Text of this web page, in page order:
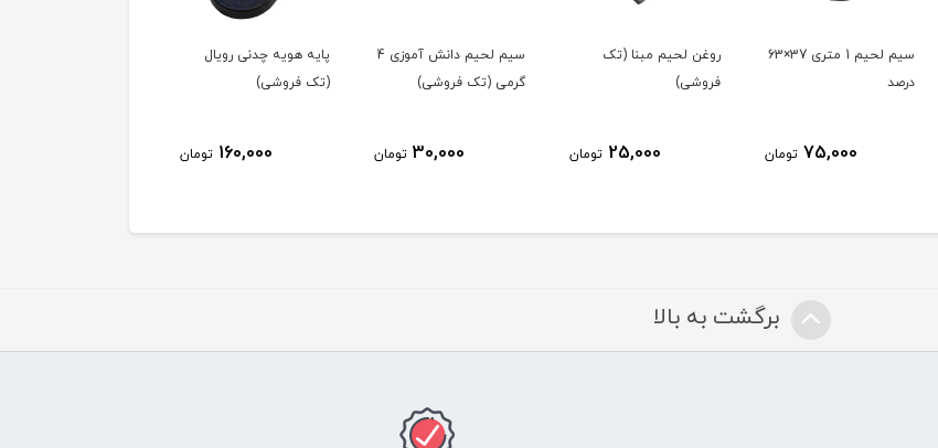
روغن لحيم مبنا (تک
فروشی)
25,000 تومان
گرمی (تک فروشی)
30,000 تومان
پایه هویه چدنی رویال
(تک فروشی)
160,000 تومان
پایه هویه چدنی رویال
(عمده فروشی)
130,000 تومان
برگشت به بالا